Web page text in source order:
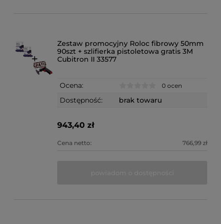
Zestaw promocyjny Roloc fibrowy 50mm
90szt + szlifierka pistoletowa gratis 3M
Cubitron II 33577
Ocena: 0 ocen
Dostępność: brak towaru
943,40 zł
Cena netto: 766,99 zł